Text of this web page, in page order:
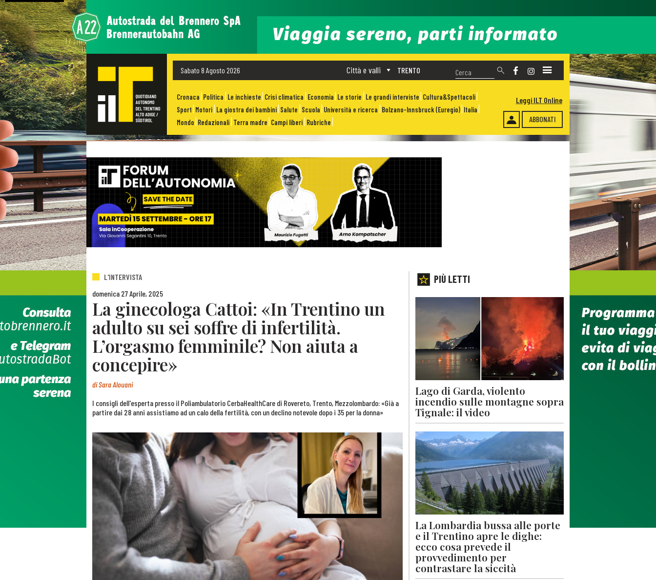
Sabato 8 Agosto 2026 TRENTO
Città e valli
Cronaca Politica Le inchieste Crisi climatica Economia Le storie Le grandi interviste Cultura&Spettacoli
Sport Motori La giostra dei bambini Salute Scuola Università e ricerca Bolzano-Innsbruck (Euregio) Italia
Mondo Redazionali Terra madre Campi liberi Rubriche ABBONATI
Leggi ILT Online
L'INTERVISTA
domenica 27 Aprile, 2025
La ginecologa Cattoi: «In Trentino un
adulto su sei soffre di infertilità.
L’orgasmo femminile? Non aiuta a
concepire»
diSara Alouani
I consigli dell'esperta presso il Poliambulatorio CerbaHealthCare di Rovereto, Trento, Mezzolombardo: «Già a
partire dai 28 anni assistiamo ad un calo della fertilità, con un declino notevole dopo i 35 per la donna»
PIÙ LETTI
Lago di Garda, violento
incendio sulle montagne sopra
Tignale: il video
La Lombardia bussa alle porte
e il Trentino apre le dighe:
ecco cosa prevede il
provvedimento per
contrastare la siccità